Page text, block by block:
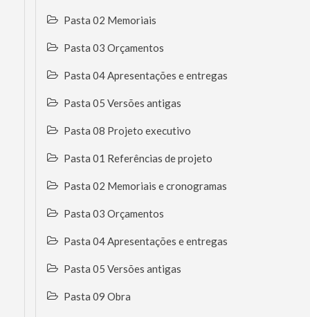
Pasta 02 Memoriais
Pasta 03 Orçamentos
Pasta 04 Apresentações e entregas
Pasta 05 Versões antigas
Pasta 08 Projeto executivo
Pasta 01 Referências de projeto
Pasta 02 Memoriais e cronogramas
Pasta 03 Orçamentos
Pasta 04 Apresentações e entregas
Pasta 05 Versões antigas
Pasta 09 Obra